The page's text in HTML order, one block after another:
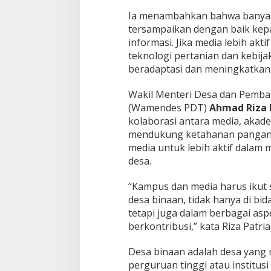
Ia menambahkan bahwa
tersampaikan dengan baik
informasi. Jika media lebih
teknologi pertanian dan
beradaptasi dan
Wakil Menteri Desa dan
(Wamendes PDT) Ahmad Riza
kolaborasi antara media,
mendukung ketahanan
media untuk lebih aktif dalam
desa.
“Kampus dan media harus
desa binaan, tidak hanya di
tetapi juga dalam berbagai
berkontribusi,” kata Riza
Desa binaan adalah desa
perguruan tinggi atau